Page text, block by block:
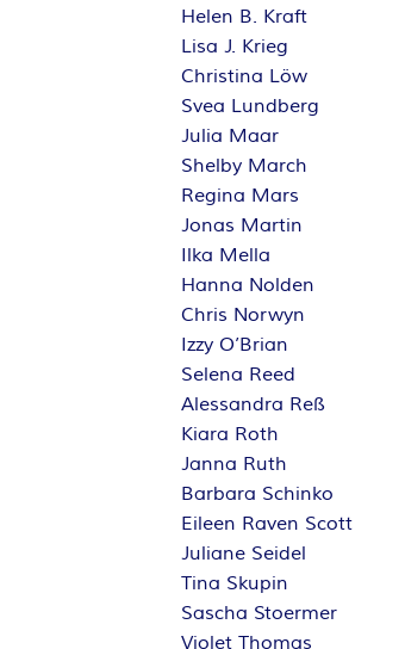
Helen B. Kraft
Lisa J. Krieg
Christina Löw
Svea Lundberg
Julia Maar
Shelby March
Regina Mars
Jonas Martin
Ilka Mella
Hanna Nolden
Chris Norwyn
Izzy O’Brian
Selena Reed
Alessandra Reß
Kiara Roth
Janna Ruth
Barbara Schinko
Eileen Raven Scott
Juliane Seidel
Tina Skupin
Sascha Stoermer
Violet Thomas